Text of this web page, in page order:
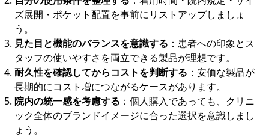
ズ展開・ポケット配置を事前にリストアップしましょ
う。
見た目と機能のバランスを意識する ：患者への印象とス
タッフの使いやすさを両立できる製品が理想です。
耐久性を確認してからコストを判断する ：安価な製品が
長期的にコスト増につながるケースがあります。
院内の統一感を考慮する ：個人購入であっても、クリニ
ック全体のブランドイメージに合った選択を意識しまし
ょう。